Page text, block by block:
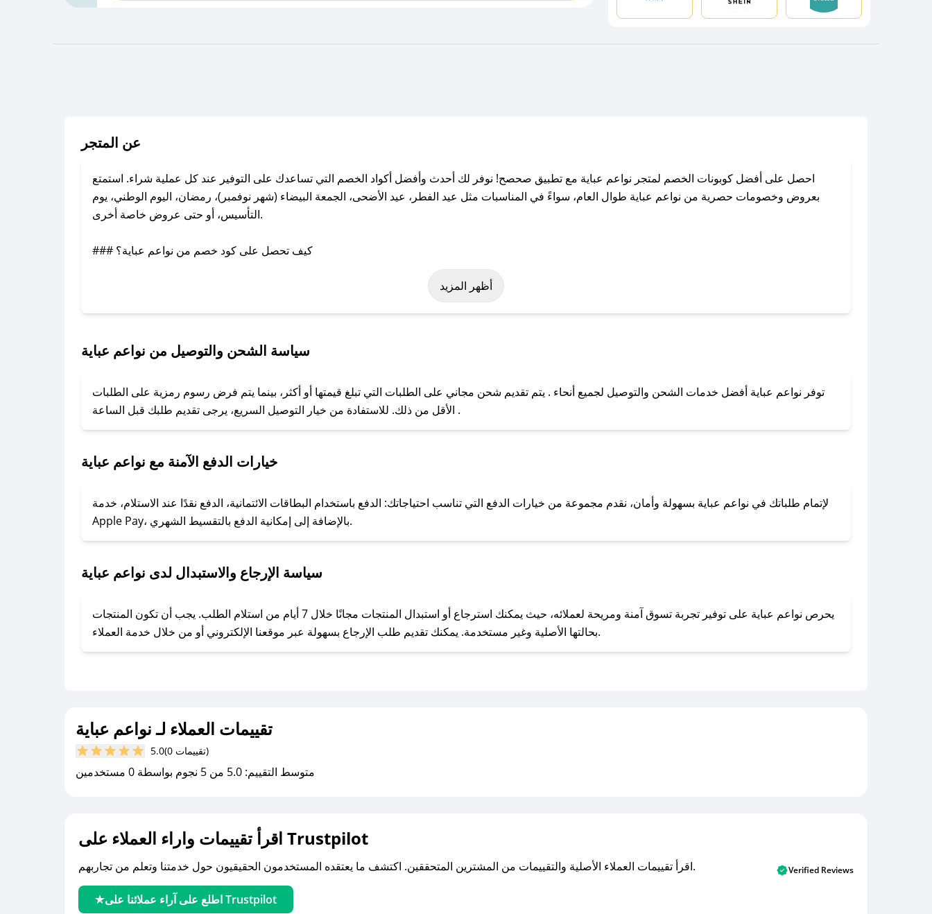
عن المتجر
احصل على أفضل كوبونات الخصم لمتجر نواعم عباية مع تطبيق صحصح! نوفر لك أحدث وأفضل أكواد الخصم التي تساعدك على التوفير عند كل عملية شراء. استمتع
بعروض وخصومات حصرية من نواعم عباية طوال العام، سواءً في المناسبات مثل عيد الفطر، عيد الأضحى، الجمعة البيضاء (شهر نوفمبر)، رمضان، اليوم الوطني، يوم
التأسيس، أو حتى عروض خاصة أخرى.
### كيف تحصل على كود خصم من نواعم عباية؟
باستخدام تطبيق صحصح، يمكنك العثور بسهولة على كود خصم نواعم عباية. وفي حال عدم توفر الكوبون، تواصل معنا عبر تويتر أو البريد الإلكتروني لإضافته بسرعة.
لا تقلق! يمكنك التواصل مع فريق دعم صحصح عبر الرسائل الخاصة على تويتر أو البريد الإلكتروني، وسنقوم بحل المشكلة في أسرع وقت ممكن.
### ماذا أفعل إذا لم أجد كود خصم لمتجري المفضل؟
للحصول على كوبونات وخصومات حصرية، قم بما يلي:
- اضغط على أيقونة متابعة لمتجر نواعم عباية في تطبيق صحصح.
- تابع حسابنا الرسمي على تويتر وقم بتفعيل زر التنبيهات.
أظهر المزيد
سياسة الشحن والتوصيل من نواعم عباية
توفر نواعم عباية أفضل خدمات الشحن والتوصيل لجميع أنحاء . يتم تقديم شحن مجاني على الطلبات التي تبلغ قيمتها أو أكثر، بينما يتم فرض رسوم رمزية على الطلبات
الأقل من ذلك. للاستفادة من خيار التوصيل السريع، يرجى تقديم طلبك قبل الساعة .
خيارات الدفع الآمنة مع نواعم عباية
لإتمام طلباتك في نواعم عباية بسهولة وأمان، نقدم مجموعة من خيارات الدفع التي تناسب احتياجاتك: الدفع باستخدام البطاقات الائتمانية، الدفع نقدًا عند الاستلام، خدمة
Apple Pay، بالإضافة إلى إمكانية الدفع بالتقسيط الشهري.
سياسة الإرجاع والاستبدال لدى نواعم عباية
يحرص نواعم عباية على توفير تجربة تسوق آمنة ومريحة لعملائه، حيث يمكنك استرجاع أو استبدال المنتجات مجانًا خلال 7 أيام من استلام الطلب. يجب أن تكون المنتجات
بحالتها الأصلية وغير مستخدمة. يمكنك تقديم طلب الإرجاع بسهولة عبر موقعنا الإلكتروني أو من خلال خدمة العملاء.
تقييمات العملاء لـ نواعم عباية
5.0 (0 تقييمات)
متوسط التقييم: 5.0 من 5 نجوم بواسطة 0 مستخدمين
اقرأ تقييمات واراء العملاء على Trustpilot
اقرأ تقييمات العملاء الأصلية والتقييمات من المشترين المتحققين. اكتشف ما يعتقده المستخدمون الحقيقيون حول خدمتنا وتعلم من تجاربهم.
اطلع على آراء عملائنا على Trustpilot
Verified Reviews